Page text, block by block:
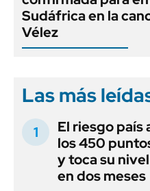
Sudáfrica en la
Vélez
Las más
El riesgo país
los 450
y toca su
en dos meses